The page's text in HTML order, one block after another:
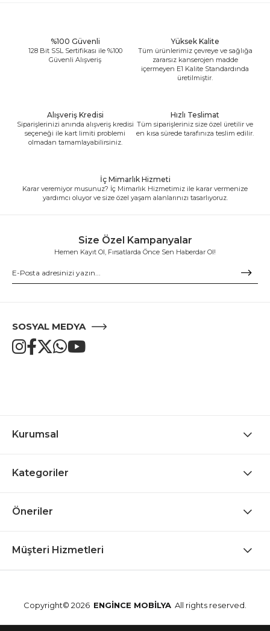
%100 Güvenli
128 Bit SSL Sertifikası ile %100
Güvenli Alışveriş
Yüksek Kalite
Tüm ürünlerimiz çevreye ve sağlığa
zararsız kanserojen madde
içermeyen E1 Kalite Standardında
üretilmiştir.
Alışveriş Kredisi
Siparişlerinizi anında alışveriş kredisi
seçeneği ile kart limiti problemi
olmadan tamamlayabilirsiniz.
Hızlı Teslimat
Tüm siparişleriniz size özel üretilir ve
en kısa sürede tarafınıza teslim edilir.
İç Mimarlık Hizmeti
Karar veremiyor musunuz? İç Mimarlık Hizmetimiz ile karar vermenize
yardımcı oluyor ve size özel yaşam alanlarınızı tasarlıyoruz.
Size Özel Kampanyalar
Hemen Kayıt Ol, Fırsatlarda Önce Sen Haberdar Ol!
SOSYAL MEDYA
Kurumsal
Kategoriler
Öneriler
Müşteri Hizmetleri
Copyright© 2026 ENGİNCE MOBİLYA All rights reserved.